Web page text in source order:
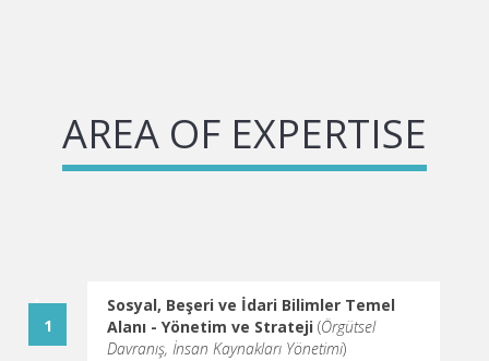
AREA OF EXPERTISE
Sosyal, Beşeri ve İdari Bilimler Temel
Alanı - Yönetim ve Strateji (Örgütsel
Davranış, İnsan Kaynakları Yönetimi)